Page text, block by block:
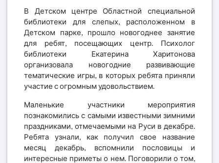
В Детском центре Областной специальной
библиотеки для слепых, расположенном в
Детском парке, прошло новогоднее занятие
для ребят, посещающих центр. Психолог
библиотеки Екатерина Харитонова
организовала новогодние развивающие
тематические игры, в которых ребята приняли
участие с огромным удовольствием.
Маленькие участники мероприятия
познакомились с самыми известными зимними
праздниками, отмечаемыми на Руси в декабре.
Ребята узнали, как получил свое название
месяц декабрь, вспомнили пословицы и
интересные приметы о нем. Поговорили о том,